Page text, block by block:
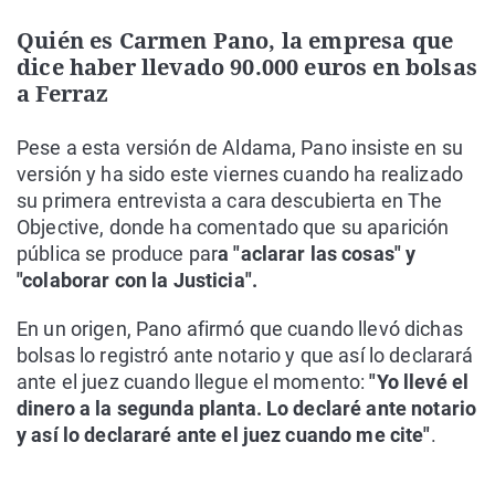
Quién es Carmen Pano, la empresa que
dice haber llevado 90.000 euros en bolsas
a Ferraz
Pese a esta versión de Aldama, Pano insiste en su
versión y ha sido este viernes cuando ha realizado
su primera entrevista a cara descubierta en The
Objective, donde ha comentado que su aparición
pública se produce para "aclarar las cosas" y
"colaborar con la Justicia".
En un origen, Pano afirmó que cuando llevó dichas
bolsas lo registró ante notario y que así lo declarará
ante el juez cuando llegue el momento: "Yo llevé el
dinero a la segunda planta. Lo declaré ante notario
y así lo declararé ante el juez cuando me cite".